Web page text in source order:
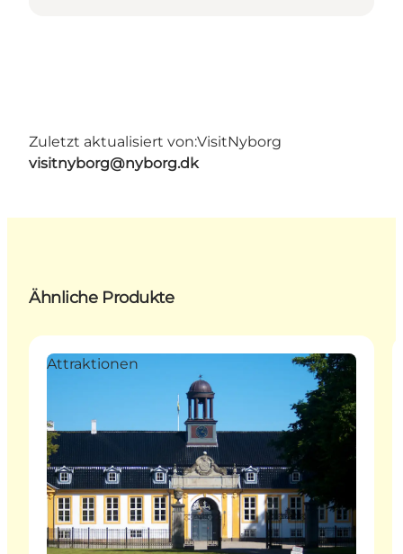
Zuletzt aktualisiert von:VisitNyborg
visitnyborg@nyborg.dk
Ähnliche Produkte
Attraktionen